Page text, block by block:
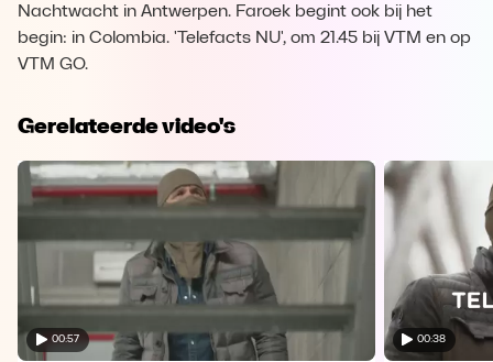
Nachtwacht in Antwerpen. Faroek begint ook bij het
begin: in Colombia. 'Telefacts NU', om 21.45 bij VTM en op
VTM GO.
Gerelateerde video's
00:57 00:38